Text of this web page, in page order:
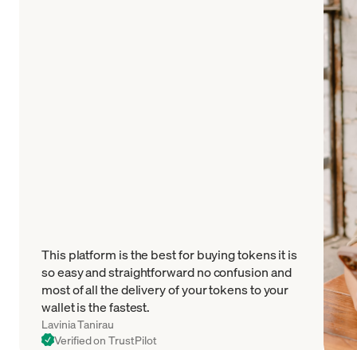
This platform is the best for buying tokens it is
so easy and straightforward no confusion and
most of all the delivery of your tokens to your
wallet is the fastest.
Lavinia Tanirau
Verified on TrustPilot